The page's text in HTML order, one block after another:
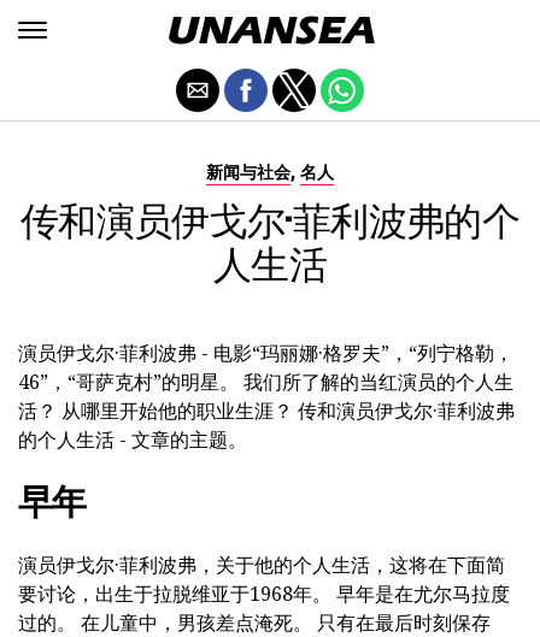
新闻与社会, 名人
传和演员伊戈尔·菲利波弗的个
人生活
演员伊戈尔·菲利波弗 - 电影“玛丽娜·格罗夫”，“列宁格勒，
46”，“哥萨克村”的明星。 我们所了解的当红演员的个人生
活？ 从哪里开始他的职业生涯？ 传和演员伊戈尔·菲利波弗
的个人生活 - 文章的主题。
早年
演员伊戈尔·菲利波弗，关于他的个人生活，这将在下面简
要讨论，出生于拉脱维亚于1968年。 早年是在尤尔马拉度
过的。 在儿童中，男孩差点淹死。 只有在最后时刻保存